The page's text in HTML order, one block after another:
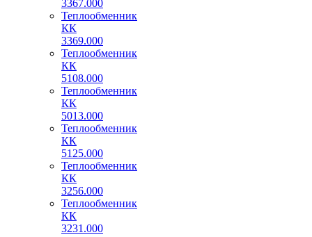
3367.000
Теплообменник
КК
3369.000
Теплообменник
КК
5108.000
Теплообменник
КК
5013.000
Теплообменник
КК
5125.000
Теплообменник
КК
3256.000
Теплообменник
КК
3231.000